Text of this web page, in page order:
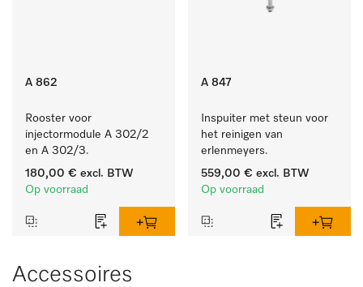
A 862
Rooster voor
injectormodule A 302/2
en A 302/3.
180,00 € excl. BTW
Op voorraad
A 847
Inspuiter met steun voor
het reinigen van
erlenmeyers.
559,00 € excl. BTW
Op voorraad
Accessoires